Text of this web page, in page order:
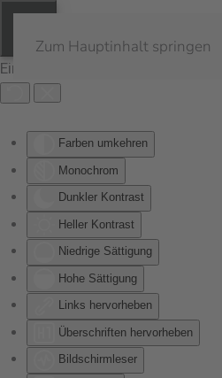
Eingabehilfen öffnen
Farben umkehren
Monochrom
Dunkler Kontrast
Heller Kontrast
Niedrige Sättigung
Hohe Sättigung
Links hervorheben
Überschriften hervorheben
Bildschirmleser
Zum Hauptinhalt springen